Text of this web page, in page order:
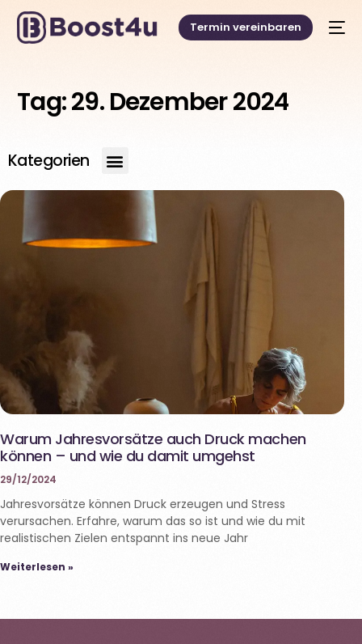
Termin vereinbaren
Tag:29. Dezember 2024
Kategorien
Warum Jahresvorsätze auch Druck machen
können – und wie du damit umgehst
29/12/2024
Jahresvorsätze können Druck erzeugen und Stress
verursachen. Erfahre, warum das so ist und wie du mit
realistischen Zielen entspannt ins neue Jahr
Weiterlesen »